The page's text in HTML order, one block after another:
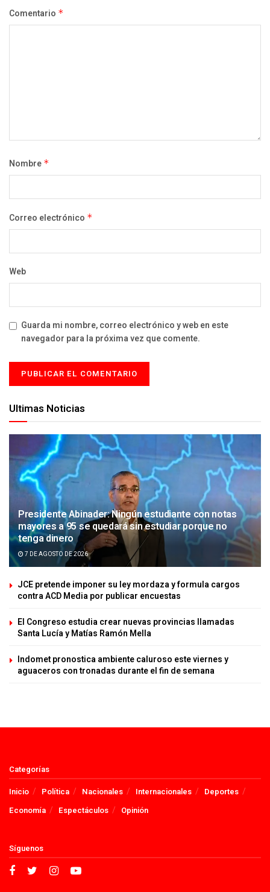
Comentario *
Nombre *
Correo electrónico *
Web
Guarda mi nombre, correo electrónico y web en este
navegador para la próxima vez que comente.
Ultimas Noticias
Presidente Abinader: Ningún estudiante con notas
mayores a 95 se quedará sin estudiar porque no
tenga dinero
7 DE AGOSTO DE 2026
JCE pretende imponer su ley mordaza y formula cargos
contra ACD Media por publicar encuestas
El Congreso estudia crear nuevas provincias llamadas
Santa Lucía y Matías Ramón Mella
Indomet pronostica ambiente caluroso este viernes y
aguaceros con tronadas durante el fin de semana
Categorías
Inicio
Política Nacionales Internacionales
Deportes
Economía
Espectáculos Opinión
Síguenos